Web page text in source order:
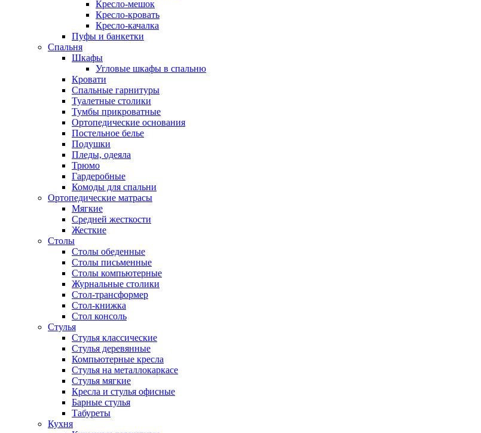
Кресло-мешок
Кресло-кровать
Кресло-качалка
Пуфы и банкетки
Спальня
Шкафы
Угловые шкафы в спальню
Кровати
Спальные гарнитуры
Туалетные столики
Тумбы прикроватные
Ортопедические основания
Постельное белье
Подушки
Пледы, одеяла
Трюмо
Гардеробные
Комоды для спальни
Ортопедические матрасы
Мягкие
Средней жесткости
Жесткие
Столы
Столы обеденные
Столы письменные
Столы компьютерные
Журнальные столики
Стол-трансформер
Стол-книжка
Стол консоль
Стулья
Стулья классические
Стулья деревянные
Компьютерные кресла
Стулья на металлокаркасе
Стулья мягкие
Кресла и стулья офисные
Барные стулья
Табуреты
Кухня